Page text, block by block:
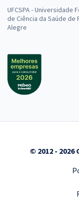
UFCSPA - Universidade
de Ciência da Saúde de
Alegre
© 2012 - 2026